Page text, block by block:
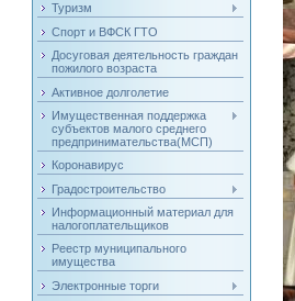
Туризм
Спорт и ВФСК ГТО
Досуговая деятельность граждан
пожилого возраста
Активное долголетие
Имущественная поддержка
субъектов малого среднего
предпринимательства(МСП)
Коронавирус
Градостроительство
Информационный материал для
налогоплательщиков
Реестр муниципального
имущества
Электронные торги